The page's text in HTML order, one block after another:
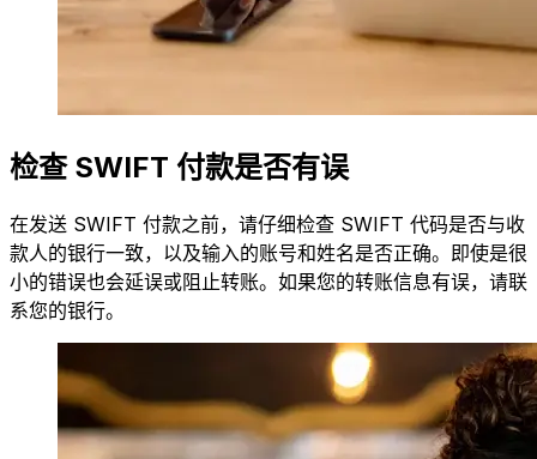
检查 SWIFT 付款是否有误
在发送 SWIFT 付款之前，请仔细检查 SWIFT 代码是否与收
款人的银行一致，以及输入的账号和姓名是否正确。即使是很
小的错误也会延误或阻止转账。如果您的转账信息有误，请联
系您的银行。